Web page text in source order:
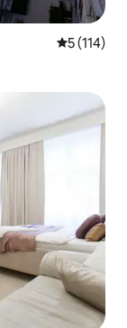
5 de uma
5 (114)